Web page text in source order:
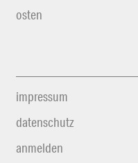
osten
impressum
datenschutz
anmelden